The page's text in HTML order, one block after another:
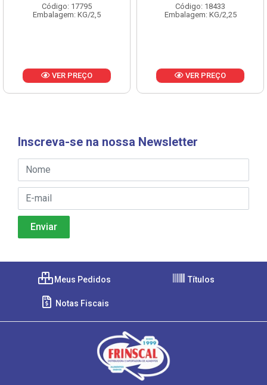
Código: 17795
Embalagem: KG/2,5
VER PREÇO
Código: 18433
Embalagem: KG/2,25
VER PREÇO
Inscreva-se na nossa Newsletter
Meus Pedidos Títulos
Notas Fiscais